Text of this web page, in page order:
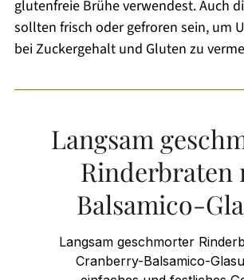
glutenfreie Brühe verwendest. Auch
sollten frisch oder gefroren sein, um
bei Zuckergehalt und Gluten zu
Langsam
Rinderbraten
Balsamico-
Langsam geschmorter
Cranberry-Balsamico-